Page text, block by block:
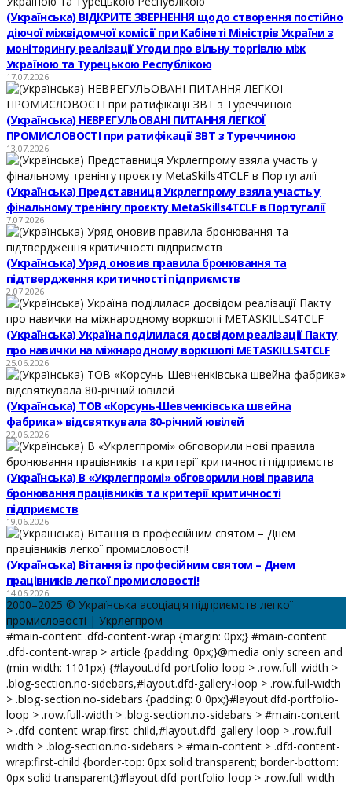
(Українська) ВІДКРИТЕ ЗВЕРНЕННЯ щодо створення постійно
діючої міжвідомчої комісії при Кабінеті Міністрів України з
моніторингу реалізації Угоди про вільну торгівлю між
Україною та Турецькою Республікою
17.07.2026
(Українська) НЕВРЕГУЛЬОВАНІ ПИТАННЯ ЛЕГКОЇ
ПРОМИСЛОВОСТІ при ратифікації ЗВТ з Туреччиною
13.07.2026
(Українська) Представниця Укрлегпрому взяла участь у
фінальному тренінгу проєкту MetaSkills4TCLF в Португалії
7.07.2026
(Українська) Уряд оновив правила бронювання та
підтвердження критичності підприємств
2.07.2026
(Українська) Україна поділилася досвідом реалізації Пакту
про навички на міжнародному воркшопі METASKILLS4TCLF
25.06.2026
(Українська) ТОВ «Корсунь-Шевченківська швейна
фабрика» відсвяткувала 80-річний ювілей
22.06.2026
(Українська) В «Укрлегпромі» обговорили нові правила
бронювання працівників та критерії критичності
підприємств
19.06.2026
(Українська) Вітання із професійним святом – Днем
працівників легкої промисловості!
14.06.2026
2000–2025 © Українська асоціація підприємств легкої
промисловості | Укрлегпром
#main-content .dfd-content-wrap {margin: 0px;} #main-content
.dfd-content-wrap > article {padding: 0px;}@media only screen and
(min-width: 1101px) {#layout.dfd-portfolio-loop > .row.full-width >
.blog-section.no-sidebars,#layout.dfd-gallery-loop > .row.full-width
> .blog-section.no-sidebars {padding: 0 0px;}#layout.dfd-portfolio-
loop > .row.full-width > .blog-section.no-sidebars > #main-content
> .dfd-content-wrap:first-child,#layout.dfd-gallery-loop > .row.full-
width > .blog-section.no-sidebars > #main-content > .dfd-content-
wrap:first-child {border-top: 0px solid transparent; border-bottom:
0px solid transparent;}#layout.dfd-portfolio-loop > .row.full-width